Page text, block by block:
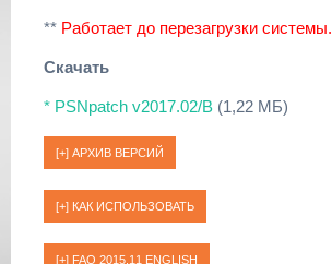
** Работает до перезагрузки системы.
Скачать
* PSNpatch v2017.02/B (1,22 МБ)